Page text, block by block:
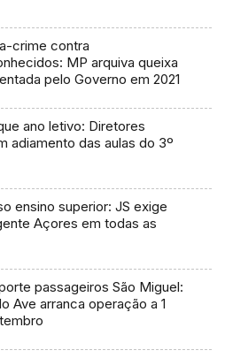
crime contra
MP arquiva queixa
pelo Governo em 2021
ano letivo: Diretores
adiamento das aulas do 3º
ensino superior: JS exige
Açores em todas as
passageiros São Miguel:
Ave arranca operação a 1